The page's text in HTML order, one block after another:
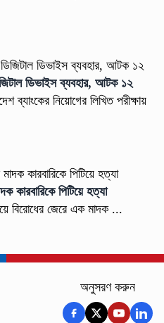
ডিভাইস ব্যবহার, আটক ১২
ব্যাংকের নিয়োগের লিখিত পরীক্ষায়
কারবারিকে পিটিয়ে হত্যা
বিরোধের জেরে এক মাদক ...
অনুসরণ করুন